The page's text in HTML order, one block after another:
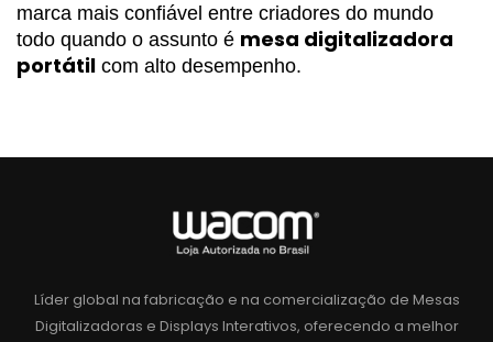
marca mais confiável entre criadores do mundo
todo quando o assunto é mesa digitalizadora
portátil com alto desempenho.
Líder global na fabricação e na comercialização de Mesas
Digitalizadoras e Displays Interativos, oferecendo a melhor